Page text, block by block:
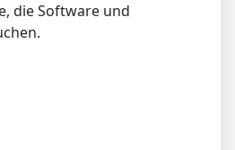
die Software und